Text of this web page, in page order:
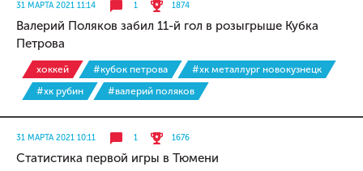
31 МАРТА 2021 11:14 1 1874
Валерий Поляков забил 11-й гол в розыгрыше Кубка
Петрова
хоккей #кубок петрова
#хк металлург новокузнецк
#хк рубин
#валерий поляков
31 МАРТА 2021 10:11 1 1676
Статистика первой игры в Тюмени